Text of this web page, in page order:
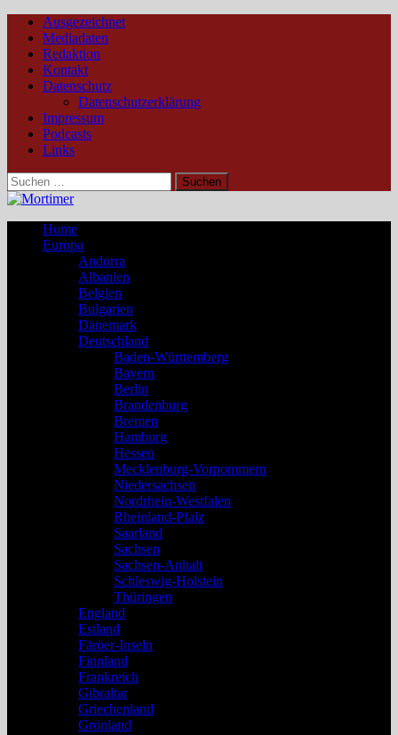
Ausgezeichnet
Mediadaten
Redaktion
Kontakt
Datenschutz
Datenschutzerklärung
Impressum
Podcasts
Links
Suchen
nach:
Home
Europa
Andorra
Albanien
Belgien
Bulgarien
Dänemark
Deutschland
Baden-Württemberg
Bayern
Berlin
Brandenburg
Bremen
Hamburg
Hessen
Mecklenburg-Vorpommern
Niedersachsen
Nordrhein-Westfalen
Rheinland-Pfalz
Saarland
Sachsen
Sachsen-Anhalt
Schleswig-Holstein
Thüringen
England
Estland
Färöer-Inseln
Finnland
Frankreich
Gibraltar
Griechenland
Grönland